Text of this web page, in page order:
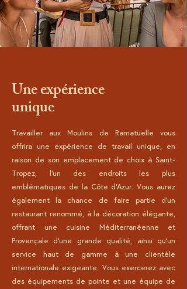
Une expérience
unique
Travailler aux Moulins de Ramatuelle vous
offrira une expérience de travail unique, en
raison de son emplacement de choix à Saint-
Tropez, l'un des endroits les plus
emblématiques de la Côte d'Azur. Vous aurez
également la chance de faire partie d'un
restaurant renommé, à la décoration élégante,
offrant une cuisine Méditerranéenne et
Provençale d'une grande qualité, ainsi qu'un
service haut de gamme à une clientèle
internationale exigeante. Vous exercerez avec
des équipements de pointe et une équipe de